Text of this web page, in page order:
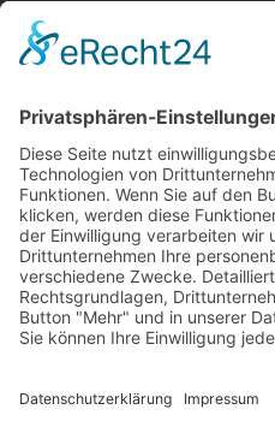
Leistungen
> Beratung
> Kompetenz
> Service